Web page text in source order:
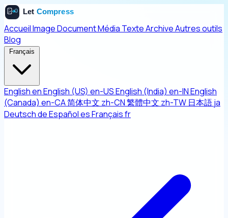
AccueilImageDocumentMédia TexteArchiveAutres outils
Blog
Français
EnglishenEnglish (US) en-USEnglish (India) en-INEnglish
(Canada) en-CA简体中文 zh-CN繁體中文 zh-TW 日本語ja
DeutschdeEspañolesFrançaisfr